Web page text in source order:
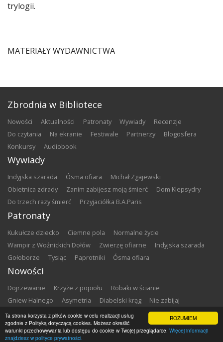
ROZUMIEM
Ta strona korzysta z plików cookie w celu realizacji usług
zgodnie z Polityką dotyczącą cookies. Możesz określić
warunki przechowywania lub dostępu do cookie w Twojej przeglądarce. Więcej informacji
znajdziesz w polityce prywatności.
trylogii.
MATERIAŁY WYDAWNICTWA
Zbrodnia w Bibliotece
nowości aktualności patronaty wywiady
recenzje
do czytania
na ekranie festiwale partnerzy
blogosfera
konkursy
audiobook
Wywiady
Indyjska szarada Ósma ofiara
Michał Zgajewski
Obietnica zdrady
Zanim zabijesz moją śmierć
Dom Klepsydry
Do trzech razy śmierć
Przyjaciółka B.A.Paris
Patronaty
Kukułcze dziecko Ciemne pola
Normalne życie
Wampir z Woźnickich Dołów
Zwierzę ofiarne
Indyjska szarada
Gołoborze
Tysiąc Paprotniki Ósma ofiara
Nowości
Dojrzewanie Krzyże z popiołu
Robaki w ścianie
Gniew Halnego
Asymetria Diabelski krąg
Nie zabijaj
Dowody zbrodni
Zemsta Matki chrzestne
Copyright ©2026Zbrodnia w Bibliotece